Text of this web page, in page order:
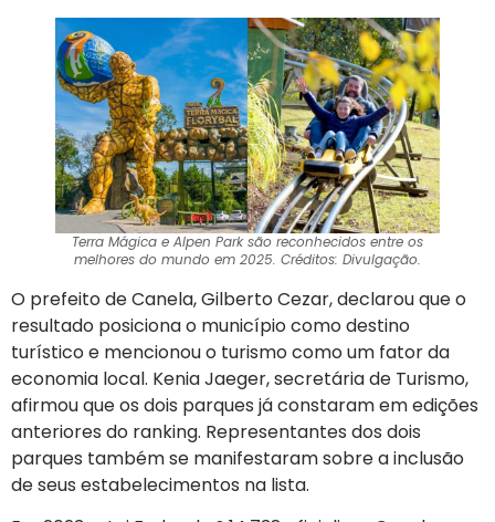
Terra Mágica e Alpen Park são reconhecidos entre os
melhores do mundo em 2025. Créditos: Divulgação.
O prefeito de Canela, Gilberto Cezar, declarou que o
resultado posiciona o município como destino
turístico e mencionou o turismo como um fator da
economia local. Kenia Jaeger, secretária de Turismo,
afirmou que os dois parques já constaram em edições
anteriores do ranking. Representantes dos dois
parques também se manifestaram sobre a inclusão
de seus estabelecimentos na lista.